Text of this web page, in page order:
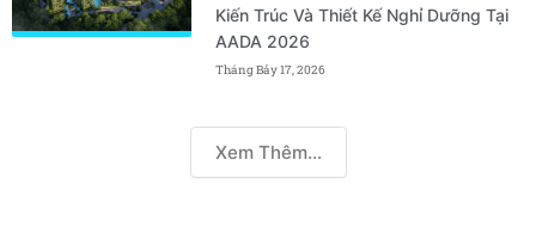
Kiến Trúc Và Thiết Kế Nghỉ Dưỡng Tại
AADA 2026
Tháng Bảy 17, 2026
Xem Thêm...